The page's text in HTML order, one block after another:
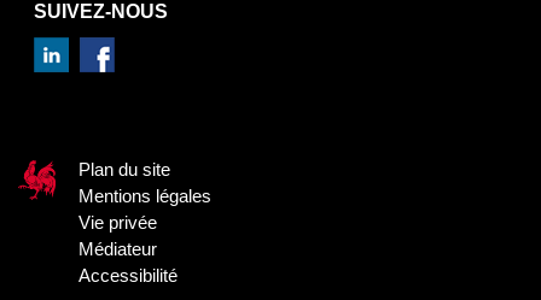
SUIVEZ-NOUS
Plan du site
Mentions légales
Vie privée
Médiateur
Accessibilité